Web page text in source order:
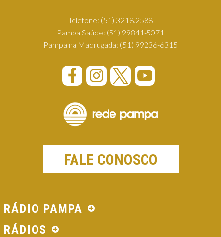
Telefone: (51) 3218.2588
Pampa Saúde: (51) 99841-5071
Pampa na Madrugada: (51) 99236-6315
FALE CONOSCO
RÁDIO PAMPA
RÁDIOS